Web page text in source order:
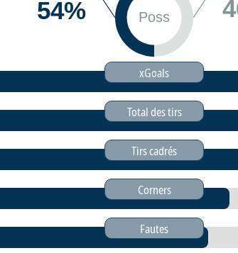
xGoals
Total des tirs
Tirs cadrés
Corners
Fautes